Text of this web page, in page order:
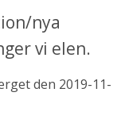
nya
vi elen.
den 2019-11-